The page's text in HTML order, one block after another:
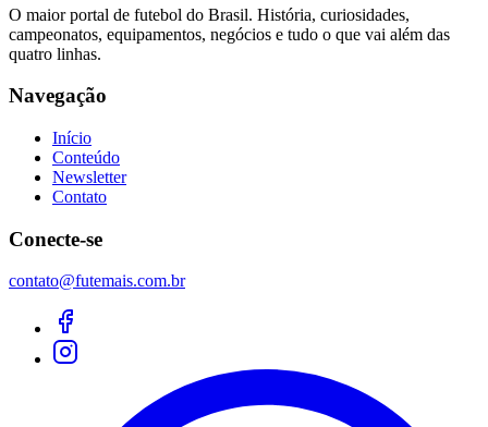
O maior portal de futebol do Brasil. História, curiosidades,
campeonatos, equipamentos, negócios e tudo o que vai além das
quatro linhas.
Navegação
Início
Conteúdo
Newsletter
Contato
Conecte-se
contato@futemais.com.br